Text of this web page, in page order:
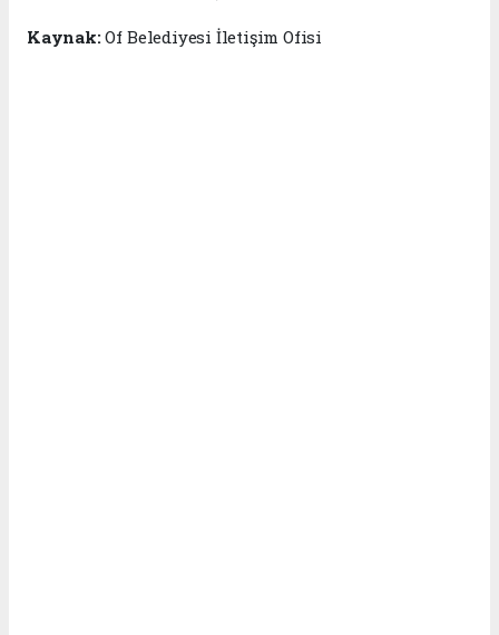
Kaynak:Of Belediyesi İletişim Ofisi